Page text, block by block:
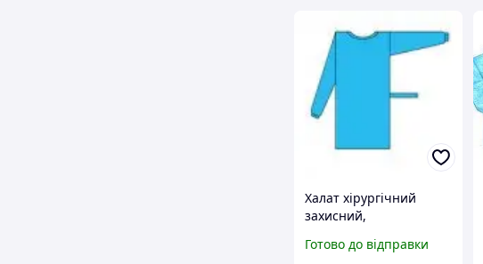
Халат хірургічний
захисний,
завязках (тип Б),
Готово до відправки